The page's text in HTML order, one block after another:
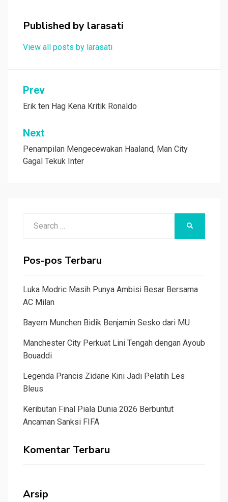
o
k
p
p
Published by larasati
View all posts by larasati
Navigasi
pos
Prev
Erik ten Hag Kena Kritik Ronaldo
Next
Penampilan Mengecewakan Haaland, Man City
Gagal Tekuk Inter
Pos-pos Terbaru
Luka Modric Masih Punya Ambisi Besar Bersama
AC Milan
Bayern Munchen Bidik Benjamin Sesko dari MU
Manchester City Perkuat Lini Tengah dengan Ayoub
Bouaddi
Legenda Prancis Zidane Kini Jadi Pelatih Les
Bleus
Keributan Final Piala Dunia 2026 Berbuntut
Ancaman Sanksi FIFA
Komentar Terbaru
Arsip